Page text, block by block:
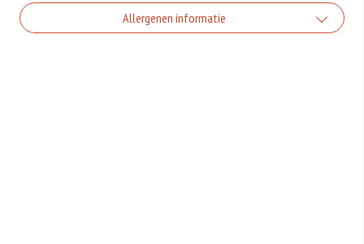
Allergenen informatie